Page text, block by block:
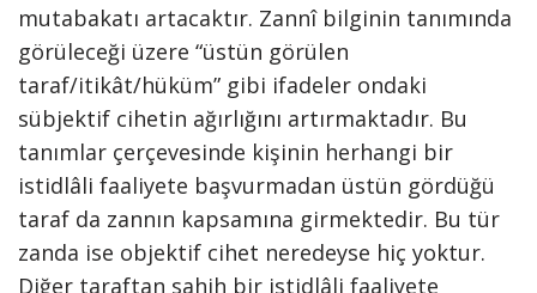
mutabakatı artacaktır. Zannî bilginin tanımında
görüleceği üzere “üstün görülen
taraf/itikât/hüküm” gibi ifadeler ondaki
sübjektif cihetin ağırlığını artırmaktadır. Bu
tanımlar çerçevesinde kişinin herhangi bir
istidlâli faaliyete başvurmadan üstün gördüğü
taraf da zannın kapsamına girmektedir. Bu tür
zanda ise objektif cihet neredeyse hiç yoktur.
Diğer taraftan sahih bir istidlâli faaliyete